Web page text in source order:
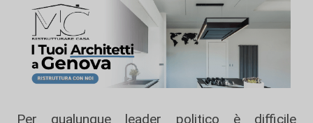
Per qualunque leader politico è difficile